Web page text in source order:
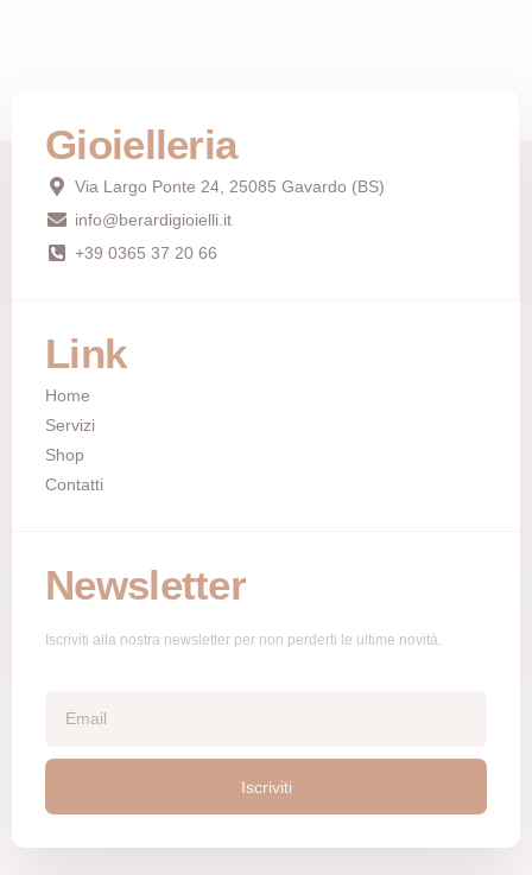
Gioielleria
Via Largo Ponte 24, 25085 Gavardo (BS)
info@berardigioielli.it
+39 0365 37 20 66
Link
Home
Servizi
Shop
Contatti
Newsletter
Iscriviti alla nostra newsletter per non perderti le ultime novità.
Iscriviti